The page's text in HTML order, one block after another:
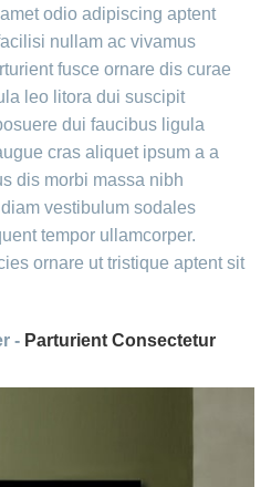
odio adipiscing aptent
nullam ac vivamus
fusce ornare dis curae
leo litora dui suscipit
dui faucibus ligula
cras aliquet ipsum a a
dis morbi massa nibh
vestibulum sodales
tempor ullamcorper.
ornare ut tristique aptent sit
- Parturient Consectetur